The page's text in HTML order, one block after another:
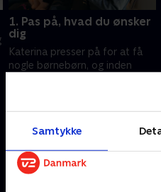
Samtykke
1. Pas på, hvad du ønsker
dig
Katerina presser på for at få
nogle børnebørn, og inden
28. december 2024 • 27 min
Andre så også